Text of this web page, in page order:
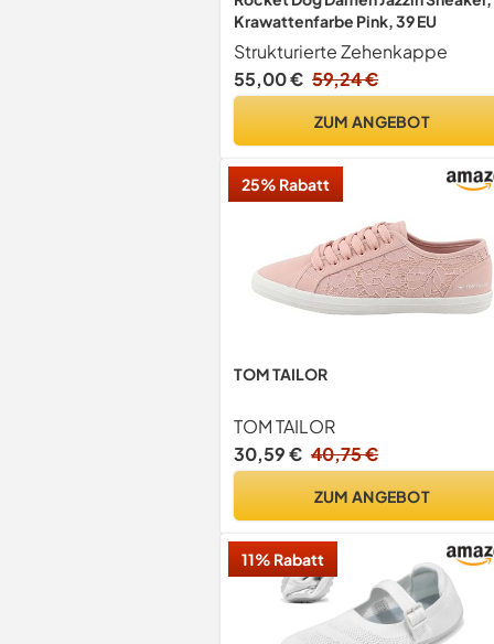
Krawattenfarbe Pink, 39 EU
Strukturierte Zehenkappe
55,00 € 59,24 €
ZUM ANGEBOT
25% Rabatt
TOM TAILOR
TOM TAILOR
30,59 € 40,75 €
ZUM ANGEBOT
11% Rabatt